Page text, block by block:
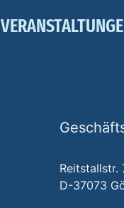
Reitstallstr.
D-37073